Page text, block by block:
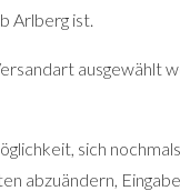
Arlberg ist.
ausgewählt
sich
abzuändern,